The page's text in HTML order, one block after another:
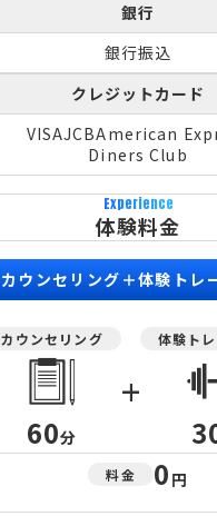
銀行
銀行振込
クレジットカード
VISAJCBAmerican
Diners Club
Experience
体験料金
カウンセリング＋体験トレ
カウンセリング
60分
+
体験ト
料金 0 円